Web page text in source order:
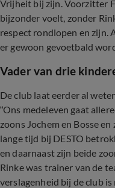
Vrijheit bij zijn. Voorzitter
bijzonder voelt, zonder
respect rondlopen en zijn.
er gewoon gevoetbald
Vader van drie
De club laat eerder al
“Ons medeleven gaat
zoons Jochem en Bosse
lange tijd bij DESTO
en daarnaast zijn beide
Rinke was trainer van de
verslagenheid bij de club